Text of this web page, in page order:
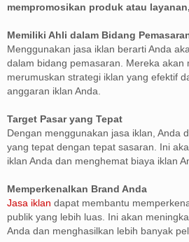
mempromosikan produk atau
Memiliki Ahli dalam Bidang
Menggunakan jasa iklan berarti Anda
dalam bidang pemasaran. Mereka akan
merumuskan strategi iklan yang efektif
anggaran iklan Anda.
Target Pasar yang Tepat
Dengan menggunakan jasa iklan, Anda
yang tepat dengan tepat sasaran. Ini
iklan Anda dan menghemat biaya iklan
Memperkenalkan Brand Anda
Jasa iklan dapat membantu
publik yang lebih luas. Ini akan
Anda dan menghasilkan lebih banyak